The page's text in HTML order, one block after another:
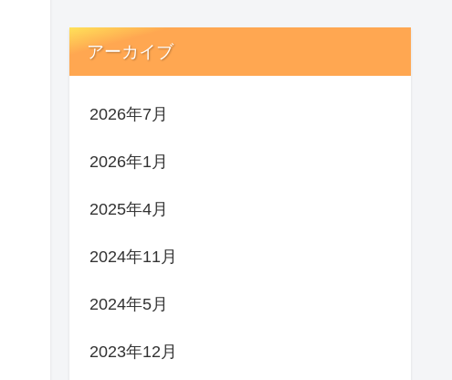
アーカイブ
2026年7月
2026年1月
2025年4月
2024年11月
2024年5月
2023年12月